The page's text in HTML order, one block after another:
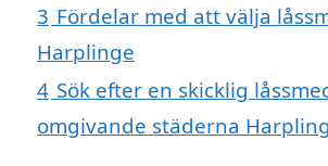
3 Fördelar med att välja
Harplinge
4 Sök efter en skicklig
omgivande städerna